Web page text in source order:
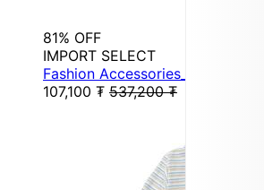
81% OFF
IMPORT SELECT
Fashion Accessories_Tights (Blue)
107,100 ₮ 537,200 ₮